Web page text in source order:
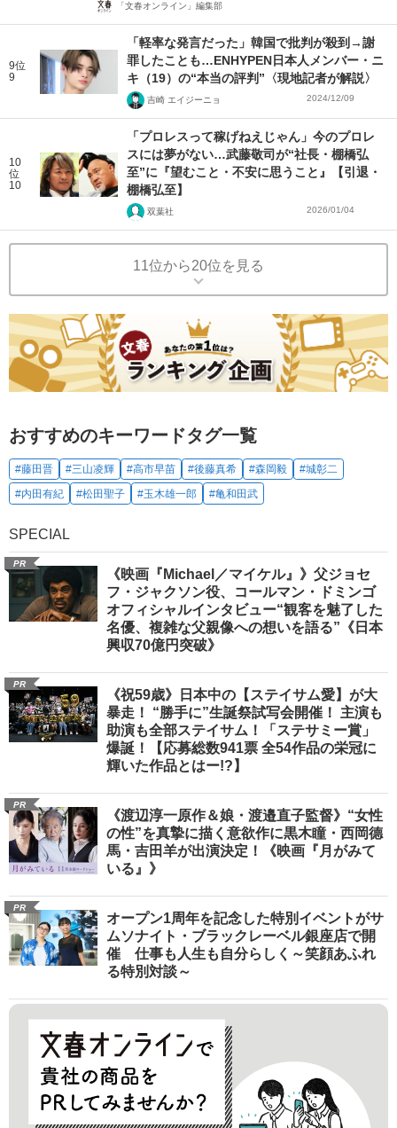
「文春オンライン」編集部
9位
9
「軽率な発言だった」韓国で批判が殺到→謝
罪したことも…ENHYPEN日本人メンバー・ニ
キ（19）の“本当の評判”〈現地記者が解説〉
吉崎 エイジーニョ 2024/12/09
10
位
10
「プロレスって稼げねえじゃん」今のプロレ
スには夢がない…武藤敬司が“社長・棚橋弘
至”に『望むこと・不安に思うこと』【引退・
棚橋弘至】
双葉社 2026/01/04
11位から20位を見る
おすすめのキーワードタグ一覧
#藤田晋 #三山凌輝 #高市早苗 #後藤真希 #森岡毅
#城彰二
#内田有紀
#松田聖子 #玉木雄一郎 #亀和田武
SPECIAL
PR
《映画『Michael／マイケル』》父ジョセ
フ・ジャクソン役、コールマン・ドミンゴ
オフィシャルインタビュー“観客を魅了した
名優、複雑な父親像への想いを語る”《日本
興収70億円突破》
PR
《祝59歳》日本中の【ステイサム愛】が大
暴走！ “勝手に”生誕祭試写会開催！ 主演も
助演も全部ステイサム！「ステサミー賞」
爆誕！【応募総数941票 全54作品の栄冠に
輝いた作品とはー!?】
PR
《渡辺淳一原作＆娘・渡邉直子監督》“女性
の性”を真摯に描く意欲作に黒木瞳・西岡德
馬・吉田羊が出演決定！《映画『月がみて
いる』》
PR
オープン1周年を記念した特別イベントがサ
ムソナイト・ブラックレーベル銀座店で開
催 仕事も人生も自分らしく～笑顔あふれ
る特別対談～